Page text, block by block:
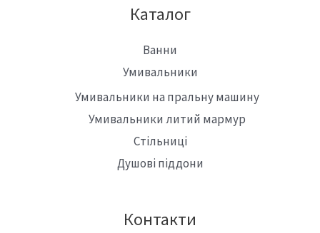
Каталог
Ванни
Умивальники
Умивальники на пральну машину
Умивальники литий мармур
Стільниці
Душові піддони
Контакти